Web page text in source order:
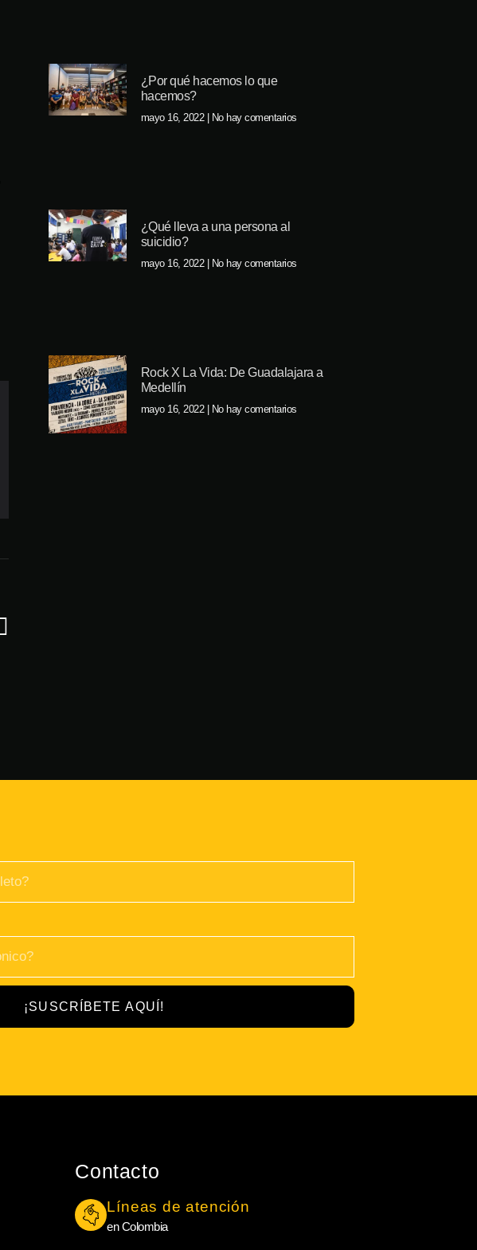
¿Por qué hacemos lo que
hacemos?
mayo 16, 2022 No hay comentarios
¿Qué lleva a una persona al
suicidio?
mayo 16, 2022 No hay comentarios
Rock X La Vida: De Guadalajara a
Medellín
mayo 16, 2022 No hay comentarios
¡SUSCRÍBETE AQUÍ!
Contacto
Líneas de atención
en Colombia